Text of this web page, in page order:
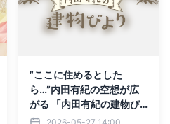
”ここに住めるとした
ら…”内田有紀の空想が広
がる 「内田有紀の建物び
より」 5月31日（日）よる